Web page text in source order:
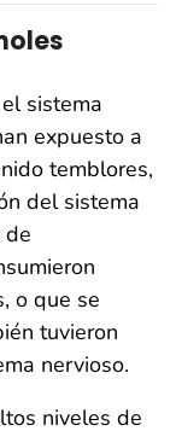
sistema
expuesto a
temblores,
del sistema
de
o que se
tuvieron
nervioso.
niveles de